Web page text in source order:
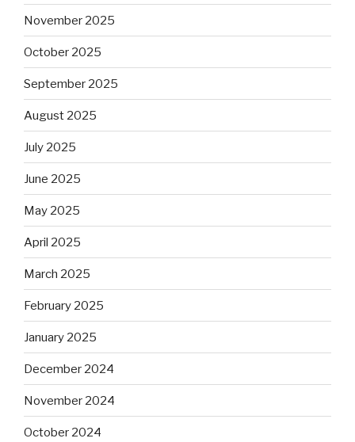
November 2025
October 2025
September 2025
August 2025
July 2025
June 2025
May 2025
April 2025
March 2025
February 2025
January 2025
December 2024
November 2024
October 2024